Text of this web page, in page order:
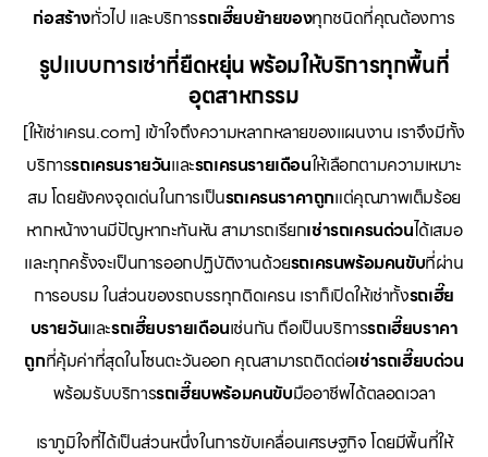
ก่อสร้างทั่วไป และบริการรถเฮี๊ยบย้ายของทุกชนิดที่คุณต้องการ
รูปแบบการเช่าที่ยืดหยุ่น พร้อมให้บริการทุกพื้นที่
อุตสาหกรรม
[ให้เช่าเครน.com] เข้าใจถึงความหลากหลายของแผนงาน เราจึงมีทั้ง
บริการรถเครนรายวันและรถเครนรายเดือนให้เลือกตามความเหมาะ
สม โดยยังคงจุดเด่นในการเป็นรถเครนราคาถูกแต่คุณภาพเต็มร้อย
หากหน้างานมีปัญหากะทันหัน สามารถเรียกเช่ารถเครนด่วนได้เสมอ
และทุกครั้งจะเป็นการออกปฏิบัติงานด้วยรถเครนพร้อมคนขับที่ผ่าน
การอบรม ในส่วนของรถบรรทุกติดเครน เราก็เปิดให้เช่าทั้งรถเฮี๊ย
บรายวันและรถเฮี๊ยบรายเดือนเช่นกัน ถือเป็นบริการรถเฮี๊ยบราคา
ถูกที่คุ้มค่าที่สุดในโซนตะวันออก คุณสามารถติดต่อเช่ารถเฮี๊ยบด่วน
พร้อมรับบริการรถเฮี๊ยบพร้อมคนขับมืออาชีพได้ตลอดเวลา
เราภูมิใจที่ได้เป็นส่วนหนึ่งในการขับเคลื่อนเศรษฐกิจ โดยมีพื้นที่ให้